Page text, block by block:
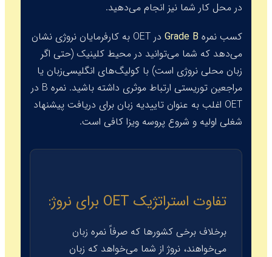
در محل کار شما نیز انجام می‌دهید.
کسب نمره Grade B
در OET به کارفرمایان نروژی نشان
می‌دهد که شما می‌توانید در محیط کلینیک (حتی اگر
زبان محلی نروژی است) با کولیگ‌های انگلیسی‌زبان یا
مراجعین توریستی ارتباط موثری داشته باشید. نمره B در
OET اغلب به عنوان تاییدیه زبان برای دریافت پیشنهاد
شغلی اولیه و شروع پروسه ویزا کافی است.
تفاوت استراتژیک OET برای نروژ:
برخلاف برخی کشورها که صرفاً نمره زبان
می‌خواهند، نروژ از شما می‌خواهد که زبان